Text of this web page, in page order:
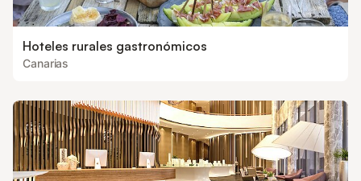
Hoteles rurales gastronómicos
Canarias